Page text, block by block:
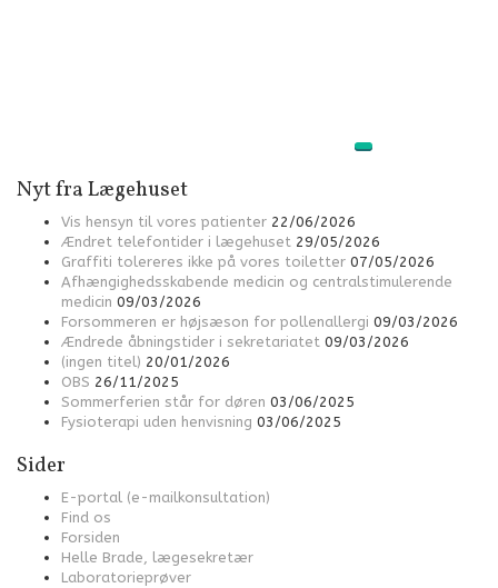
Nyt fra Lægehuset
Vis hensyn til vores patienter 22/06/2026
Ændret telefontider i lægehuset 29/05/2026
Graffiti tolereres ikke på vores toiletter 07/05/2026
Afhængighedsskabende medicin og centralstimulerende
medicin 09/03/2026
Forsommeren er højsæson for pollenallergi 09/03/2026
Ændrede åbningstider i sekretariatet 09/03/2026
(ingen titel) 20/01/2026
OBS 26/11/2025
Sommerferien står for døren 03/06/2025
Fysioterapi uden henvisning 03/06/2025
Sider
E-portal (e-mailkonsultation)
Find os
Forsiden
Helle Brade, lægesekretær
Laboratorieprøver